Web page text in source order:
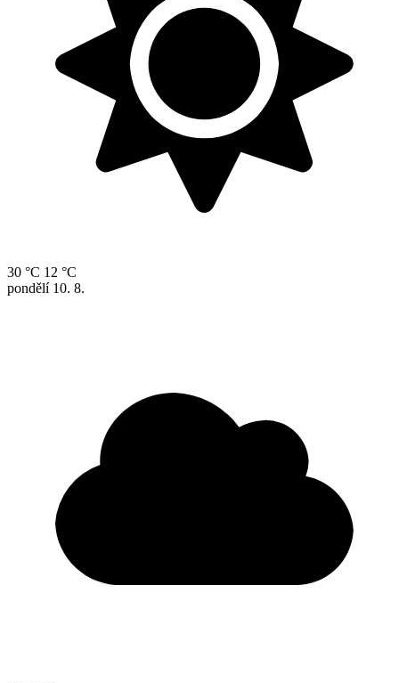
30 °C 12 °C
pondělí 10. 8.